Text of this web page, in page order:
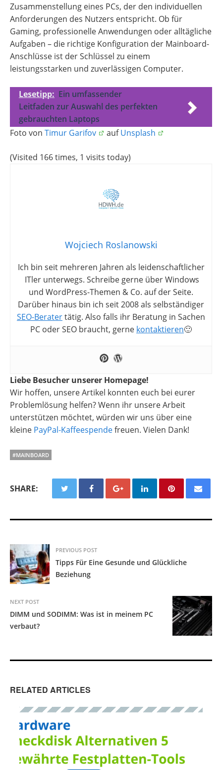
Zusammenstellung eines PCs, der den individuellen
Anforderungen des Nutzers entspricht. Ob für
Gaming, professionelle Anwendungen oder alltägliche
Aufgaben – die richtige Konfiguration der Mainboard-
Anschlüsse ist der Schlüssel zu einem
leistungsstarken und zuverlässigen Computer.
Lesetipp: Ein umfassender
Leitfaden zur Auswahl des perfekten
gebrauchten Laptops
Foto von Timur Garifov aufUnsplash
(Visited 166 times, 1 visits today)
Wojciech Roslanowski
Ich bin seit mehreren Jahren als leidenschaftlicher
ITler unterwegs. Schreibe gerne über Windows
und WordPress-Themen & Co. auf der Seite.
Darüber hinaus bin ich seit 2008 als selbständiger
SEO-Beratertätig. Also falls ihr Beratung in Sachen
PC oder SEO braucht, gerne kontaktieren🙂
Liebe Besucher unserer Homepage!
Wir hoffen, unsere Artikel konnten euch bei eurer
Problemlösung helfen? Wenn ihr unsere Arbeit
unterstützen möchtet, würden wir uns über eine
kleine PayPal-Kaffeespendefreuen. Vielen Dank!
#MAINBOARD
SHARE:
PREVIOUS POST
Tipps Für Eine Gesunde und Glückliche
Beziehung
NEXT POST
DIMM und SODIMM: Was ist in meinem PC
verbaut?
RELATED ARTICLES
HARDWARE